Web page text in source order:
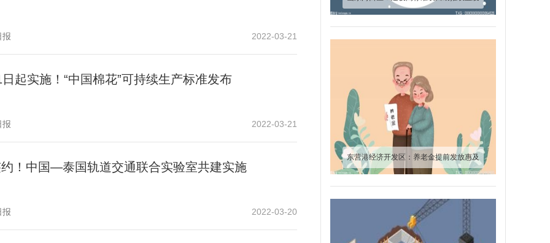
报 2022-03-21
起实施！“中国棉花”可持续生产标准发布
报 2022-03-21
！中国—泰国轨道交通联合实验室共建实施
报 2022-03-20
东营港经济开发区：养老金提前发放惠及